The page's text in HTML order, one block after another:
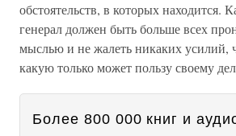
обстоятельств, в которых находится.
генерал должен быть больше всех
мыслью и не жалеть никаких усилий,
какую только может пользу своему
Более 800 000 книг и